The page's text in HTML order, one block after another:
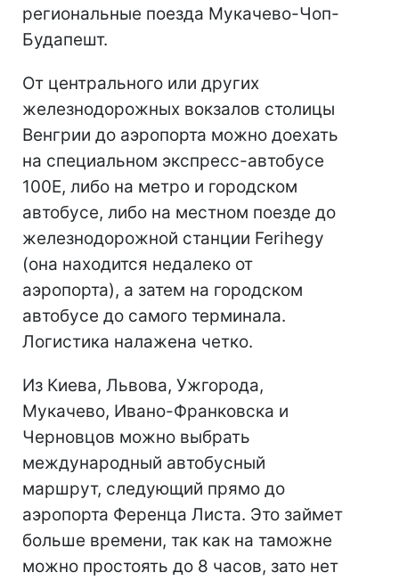
региональные поезда Мукачево-Чоп-
Будапешт.
От центрального или других
железнодорожных вокзалов столицы
Венгрии до аэропорта можно доехать
на специальном экспресс-автобусе
100E, либо на метро и городском
автобусе, либо на местном поезде до
железнодорожной станции Ferihegy
(она находится недалеко от
аэропорта), а затем на городском
автобусе до самого терминала.
Логистика налажена четко.
Из Киева, Львова, Ужгорода,
Мукачево, Ивано-Франковска и
Черновцов можно выбрать
международный автобусный
маршрут, следующий прямо до
аэропорта Ференца Листа. Это займет
больше времени, так как на таможне
можно простоять до 8 часов, зато нет